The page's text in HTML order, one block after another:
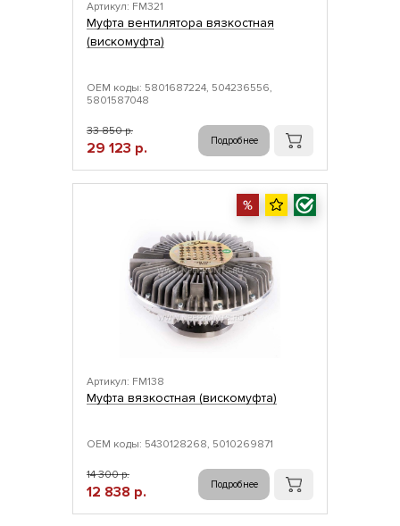
Артикул: FM321
Муфта вентилятора вязкостная
(вискомуфта)
ОЕМ коды: 5801687224, 504236556,
5801587048
33 850 р.
29 123 р. Подробнее
Артикул: FM138
Муфта вязкостная (вискомуфта)
ОЕМ коды: 5430128268, 5010269871
14 300 р.
12 838 р. Подробнее